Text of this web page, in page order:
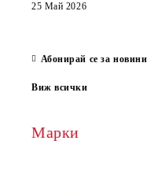
25 Май 2026
Абонирай се за новини
Виж всички
Марки